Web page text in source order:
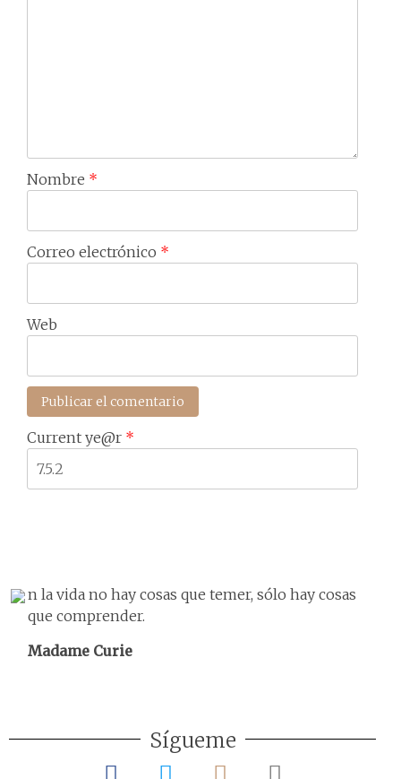
Nombre *
Correo electrónico *
Web
Current ye@r *
n la vida no hay cosas que temer, sólo hay cosas
que comprender.
Madame Curie
Sígueme